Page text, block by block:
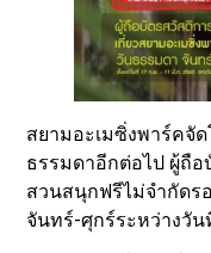
สยามอะเมซิ่งพาร์คจั
ธรรมดาอีกต่อไป ผู้ถือ
สวนสนุกฟรีไม่จำกัดร
จันทร์-ศุกร์ระหว่างวั